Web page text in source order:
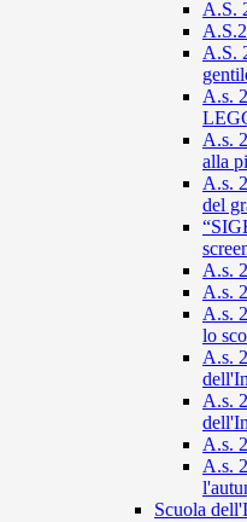
A.S.
A.S.
A.s.
A.s.
alla
A.s.
del
A.s.
A.s.
A.s.
lo
A.s.
A.s.
A.s.
A.s.
Scuola